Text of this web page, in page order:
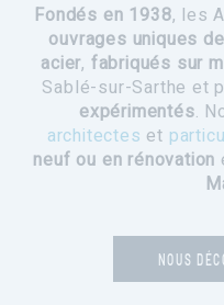
Fondés en 1938, les
ouvrages uniques
acier, fabriqués sur
Sablé-sur-Sarthe et
expérimentés.
architectes et
neuf ou en rénovation
NOUS